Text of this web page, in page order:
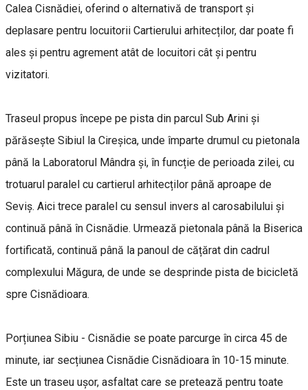
Calea Cisnădiei, oferind o alternativă de transport și
deplasare pentru locuitorii Cartierului arhitecților, dar poate fi
ales și pentru agrement atât de locuitori cât și pentru
vizitatori.
Traseul propus începe pe pista din parcul Sub Arini și
părăsește Sibiul la Cireșica, unde împarte drumul cu pietonala
până la Laboratorul Mândra și, în funcție de perioada zilei, cu
trotuarul paralel cu cartierul arhitecților până aproape de
Seviș. Aici trece paralel cu sensul invers al carosabilului și
continuă până în Cisnădie. Urmează pietonala până la Biserica
fortificată, continuă până la panoul de cățărat din cadrul
complexului Măgura, de unde se desprinde pista de bicicletă
spre Cisnădioara.
Porțiunea Sibiu - Cisnădie se poate parcurge în circa 45 de
minute, iar secțiunea Cisnădie Cisnădioara în 10-15 minute.
Este un traseu ușor, asfaltat care se pretează pentru toate